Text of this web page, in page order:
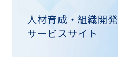
人材育成・組織開発
サービスサイト